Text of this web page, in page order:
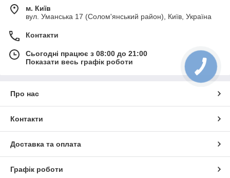
м. Київ
вул. Уманська 17 (Солом'янський район), Київ, Україна
Контакти
Сьогодні працює з 08:00 до 21:00
Показати весь графік роботи
Про нас
Контакти
Доставка та оплата
Графік роботи